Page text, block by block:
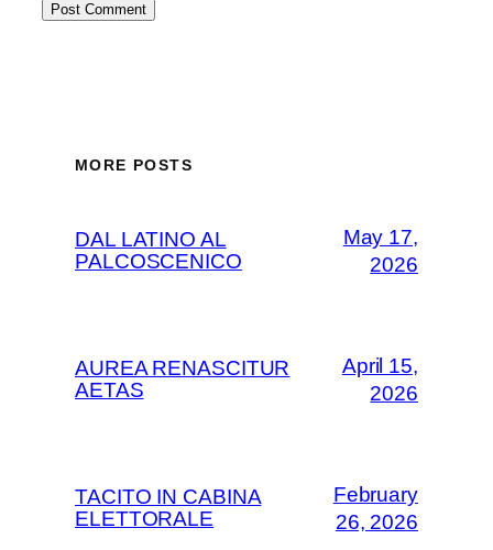
MORE POSTS
DAL LATINO AL
PALCOSCENICO
May 17,
2026
AUREA RENASCITUR
AETAS
April 15,
2026
TACITO IN CABINA
ELETTORALE
February
26, 2026